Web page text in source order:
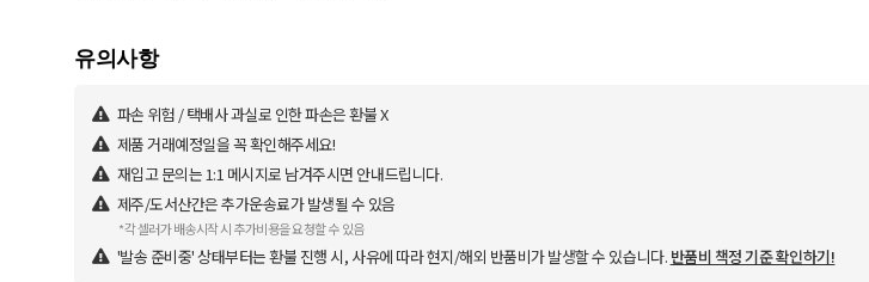
유의사항
파손 위험 / 택배사 과실로 인한 파손은 환불 X
제품 거래예정일을 꼭 확인해주세요!
재입고 문의는 1:1 메시지로 남겨주시면 안내드립니다.
제주/도서산간은 추가운송료가 발생될 수 있음
*각 셀러가 배송시작 시 추가비용을 요청할 수 있음
'발송 준비중' 상태부터는 환불 진행 시, 사유에 따라 현지/해외 반품비가 발생할 수 있습니다. 반품비 책정 기준 확인하기!